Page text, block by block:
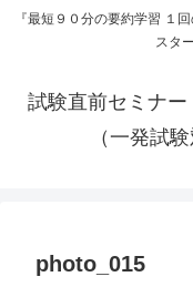
『最短９０分の要約学習 １
スタ
試験直前セミナ
（一発試
photo_015